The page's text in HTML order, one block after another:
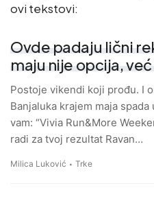
ovi tekstovi:
Ovde padaju lični
maju nije opcija,
Postoje vikendi koji prođu. I
Banjaluka krajem maja
vam: “Vivia Run&More
radi za tvoj rezultat Ravan…
Milica Luković Trke